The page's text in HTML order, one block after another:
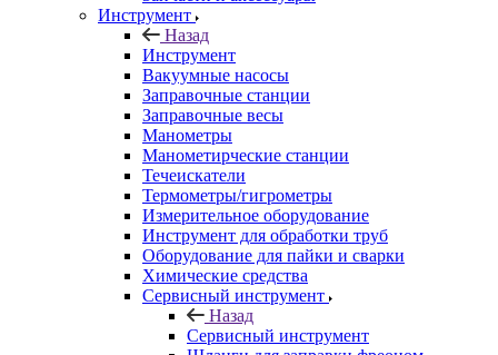
Инструмент
Назад
Инструмент
Вакуумные насосы
Заправочные станции
Заправочные весы
Манометры
Манометирческие станции
Течеискатели
Термометры/гигрометры
Измерительное оборудование
Инструмент для обработки труб
Оборудование для пайки и сварки
Химические средства
Сервисный инструмент
Назад
Сервисный инструмент